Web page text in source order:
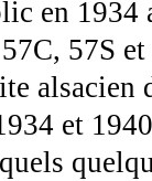
en 1934
57S
alsacien
et